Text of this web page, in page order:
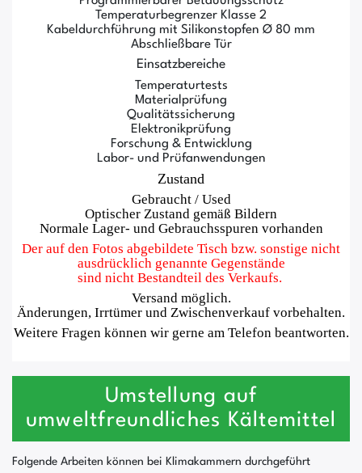
Temperaturbegrenzer Klasse 2
Kabeldurchführung mit Silikonstopfen Ø 80 mm
Abschließbare Tür
Einsatzbereiche
Temperaturtests
Materialprüfung
Qualitätssicherung
Elektronikprüfung
Forschung & Entwicklung
Labor- und Prüfanwendungen
Zustand
Gebraucht / Used
Optischer Zustand gemäß Bildern
Normale Lager- und Gebrauchsspuren vorhanden
Der auf den Fotos abgebildete Tisch bzw. sonstige nicht
ausdrücklich genannte Gegenstände
sind nicht Bestandteil des Verkaufs.
Versand möglich.
Änderungen, Irrtümer und Zwischenverkauf vorbehalten.
Weitere Fragen können wir gerne am Telefon beantworten.
Umstellung auf
umweltfreundliches Kältemittel
Folgende Arbeiten können bei Klimakammern durchgeführt